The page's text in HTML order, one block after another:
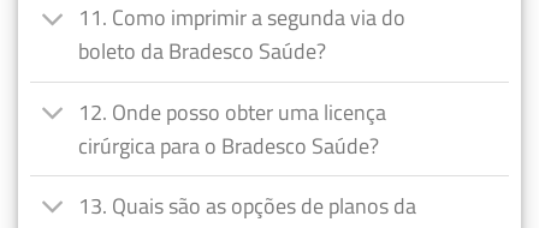
11. Como imprimir a segunda via do
boleto da Bradesco Saúde?
12. Onde posso obter uma licença
cirúrgica para o Bradesco Saúde?
13. Quais são as opções de planos da